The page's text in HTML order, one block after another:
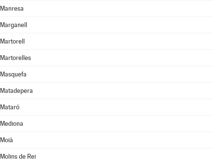
Manresa
Marganell
Martorell
Martorelles
Masquefa
Matadepera
Mataró
Mediona
Moià
Molins de Rei